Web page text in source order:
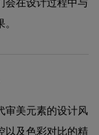
会在设计过程中与
审美元素的设计风
以及色彩对比的精